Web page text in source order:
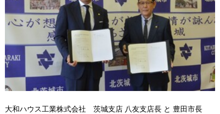
大和ハウス工業株式会社 茨城支店 八友支店長 と 豊田市長